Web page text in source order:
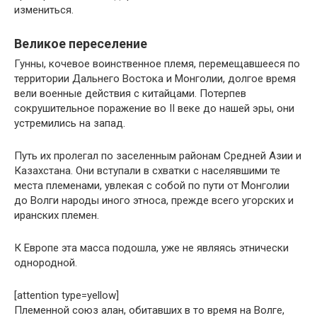
измениться.
Великое переселение
Гунны, кочевое воинственное племя, перемещавшееся по
территории Дальнего Востока и Монголии, долгое время
вели военные действия с китайцами. Потерпев
сокрушительное поражение во II веке до нашей эры, они
устремились на запад.
Путь их пролегал по заселенным районам Средней Азии и
Казахстана. Они вступали в схватки с населявшими те
места племенами, увлекая с собой по пути от Монголии
до Волги народы иного этноса, прежде всего угорских и
иранских племен.
К Европе эта масса подошла, уже не являясь этнически
однородной.
[attention type=yellow]
Племенной союз алан, обитавших в то время на Волге,